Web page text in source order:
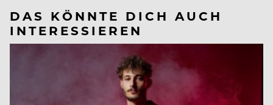
DAS KÖNNTE DICH AUCH
INTERESSIEREN